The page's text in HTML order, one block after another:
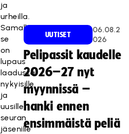
ja
urheilla.
Samalla
se
on
lupaus
laadusta
nykyisille
ja
uusille
seuran
jäsenille
UUTISET
06.08.2
026
Pelipassit kaudelle
2026–27 nyt
myynnissä –
hanki ennen
ensimmäistä peliä